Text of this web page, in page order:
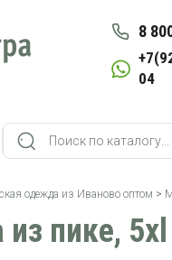
8
04
одежда из Иваново оптом >
пике,